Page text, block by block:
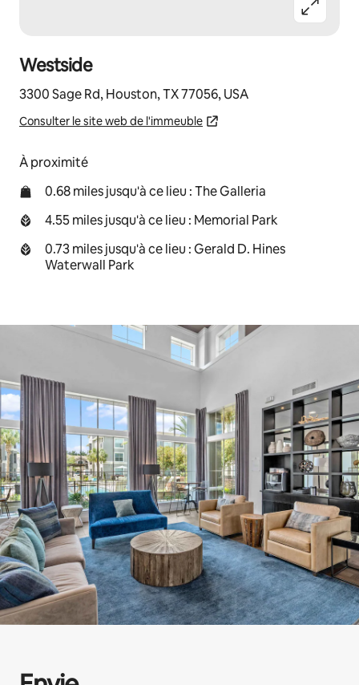
Westside
3300 Sage Rd, Houston, TX 77056, USA
Consulter le site web de l'immeuble
À proximité
0.68 miles jusqu'à ce lieu : The Galleria
4.55 miles jusqu'à ce lieu : Memorial Park
0.73 miles jusqu'à ce lieu : Gerald D. Hines
Waterwall Park